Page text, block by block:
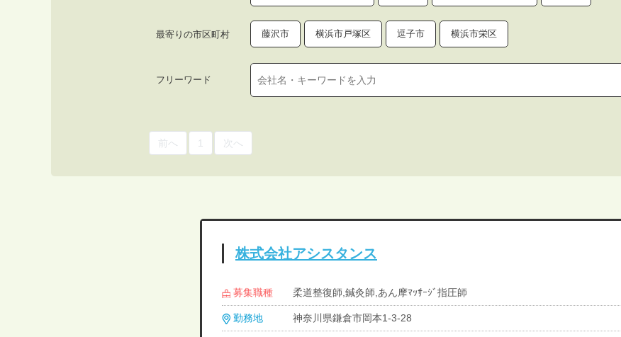
最寄りの市区町村 藤沢市 横浜市戸塚区 逗子市 横浜市栄区
フリーワード
前へ 1 次へ
株式会社アシスタンス
募集職種 柔道整復師,鍼灸師,あん摩ﾏｯｻｰｼﾞ指圧師
勤務地 神奈川県鎌倉市岡本1-3-28